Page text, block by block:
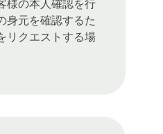
様の本人確認を行
身元を確認するた
リクエストする場